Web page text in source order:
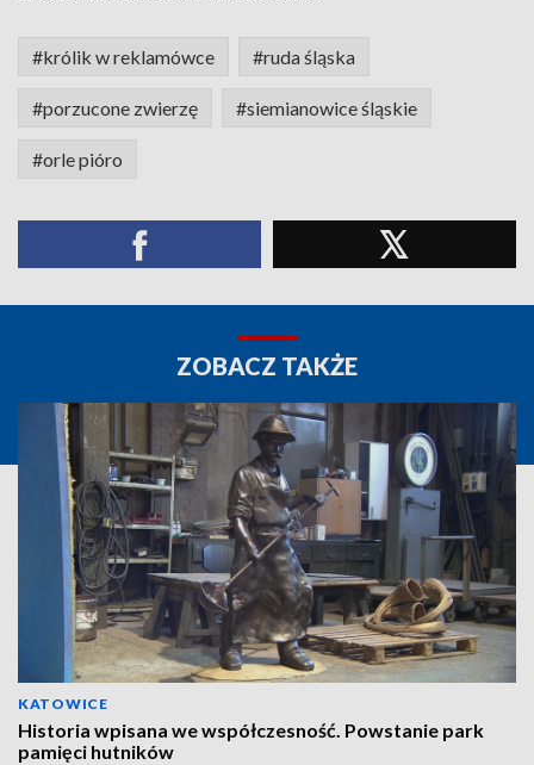
#królik w reklamówce #ruda śląska
#porzucone zwierzę #siemianowice śląskie
#orle pióro
ZOBACZ TAKŻE
KATOWICE
Historia wpisana we współczesność. Powstanie park
pamięci hutników